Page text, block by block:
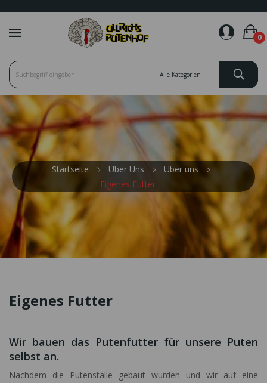
0
Startseite Über Uns
Über uns
Eigenes Futter
Eigenes Futter
Wir bauen das Putenfutter für unsere Puten
selbst an.
Nachdem die Putenställe gebaut wurden und wir auf eine